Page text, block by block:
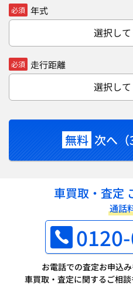
必須 年式
選択し
必須 走行距離
選択し
無料 次へ（
車買取・査定
通話
お電話での査定お申込
車買取・査定に関するご相談